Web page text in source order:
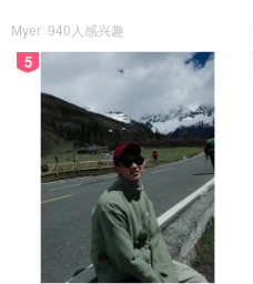
Myer 940人感兴趣
5